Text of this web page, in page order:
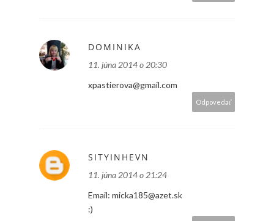
DOMINIKA
11. júna 2014 o 20:30
xpastierova@gmail.com
Odpovedať
SITYINHEVN
11. júna 2014 o 21:24
Email: micka185@azet.sk
:)